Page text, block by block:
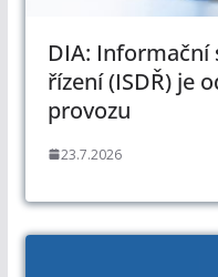
DIA:
řízení (ISDŘ) je
provozu
23.7.2026